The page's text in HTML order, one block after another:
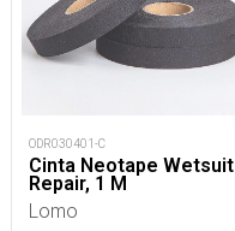
ODR030401-C
Cinta Neotape Wetsuit
Repair, 1 M
Lomo